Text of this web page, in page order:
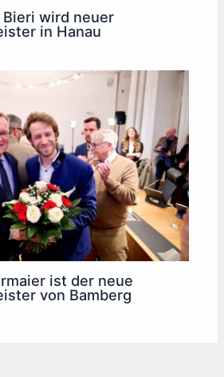
Bieri wird neuer
in Hanau
ist der neue
von Bamberg